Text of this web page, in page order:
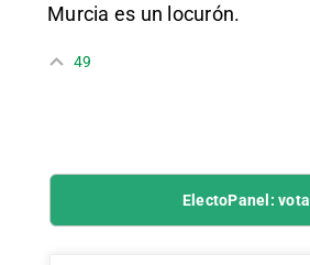
Murcia es un locurón.
49
ElectoPanel: vota